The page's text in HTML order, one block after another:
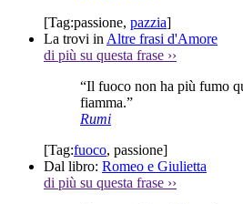
[Tag:passione, pazzia]
La trovi in Altre frasi d'Amore
di più su questa frase ››
“Il fuoco non ha più fumo
fiamma.”
Rumi
[Tag:fuoco, passione]
Dal libro: Romeo e Giulietta
di più su questa frase ››